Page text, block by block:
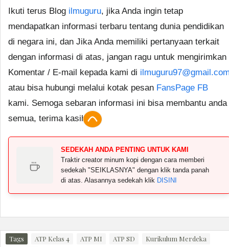
Ikuti terus Blog ilmuguru, jika Anda ingin tetap
mendapatkan informasi terbaru tentang dunia pendidikan
di negara ini, dan Jika Anda memiliki pertanyaan terkait
dengan informasi di atas, jangan ragu untuk mengirimkan
Komentar / E-mail kepada kami di
atau bisa hubungi melalui kotak pesan FansPage FB
kami. Semoga sebaran informasi ini bisa membantu anda
semua, terima kasih.
SEDEKAH ANDA PENTING UNTUK KAMI
Traktir creator minum kopi dengan cara memberi
sedekah "SEIKLASNYA" dengan klik tanda panah
di atas. Alasannya sedekah klik DISINI
Tags ATP Kelas 4 ATP MI ATP SD
Kurikulum Merdeka